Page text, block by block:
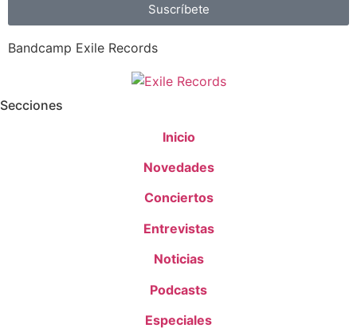
Suscríbete
Bandcamp Exile Records
Secciones
Inicio
Novedades
Conciertos
Entrevistas
Noticias
Podcasts
Especiales